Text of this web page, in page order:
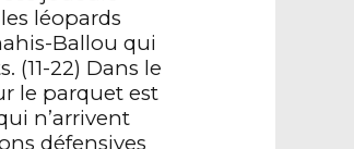
léopards
Ballou qui
(11-22) Dans le
le parquet est
n’arrivent
défensives